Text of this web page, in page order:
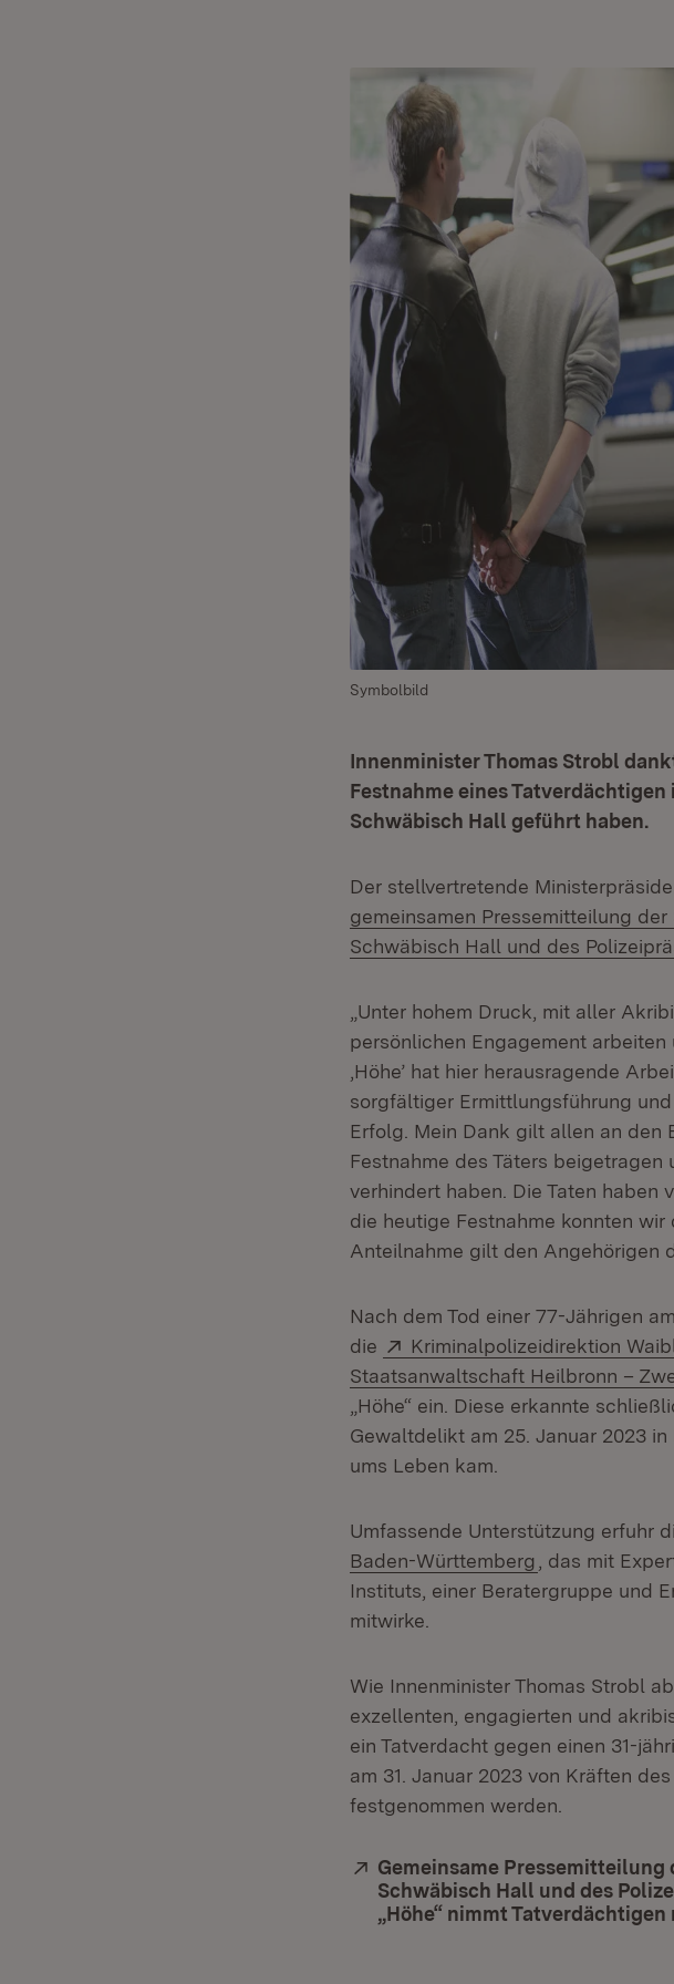
Symbolbild
Innenminister Thomas Strobl
Festnahme eines
Schwäbisch Hall geführt haben.
Der stellvertretende
gemeinsamen Pressemitteilung
Schwäbisch Hall und des
„Unter hohem Druck, mit aller
persönlichen Engagement arbeiten
‚Höhe’ hat hier herausragende
sorgfältiger Ermittlungsführung
Erfolg. Mein Dank gilt allen an den
Festnahme des Täters
verhindert haben. Die Taten haben
die heutige Festnahme konnten
Anteilnahme gilt den Angehörigen
Nach dem Tod einer 77-Jährigen
die
Extern:
Kriminalpolizeidirektion
Staatsanwaltschaft Heilbronn –
„Höhe“ ein. Diese erkannte
Gewaltdelikt am 25. Januar 2023
ums Leben kam.
Umfassende Unterstützung erfuhr
Baden-Württemberg (Öffnet in
, das mit
Instituts, einer Beratergruppe und
mitwirke.
Wie Innenminister Thomas Strobl
exzellenten, engagierten und
ein Tatverdacht gegen einen 31-
am 31. Januar 2023 von Kräften des
festgenommen werden.
Extern:
Gemeinsame
Schwäbisch Hall und des
„Höhe“ nimmt